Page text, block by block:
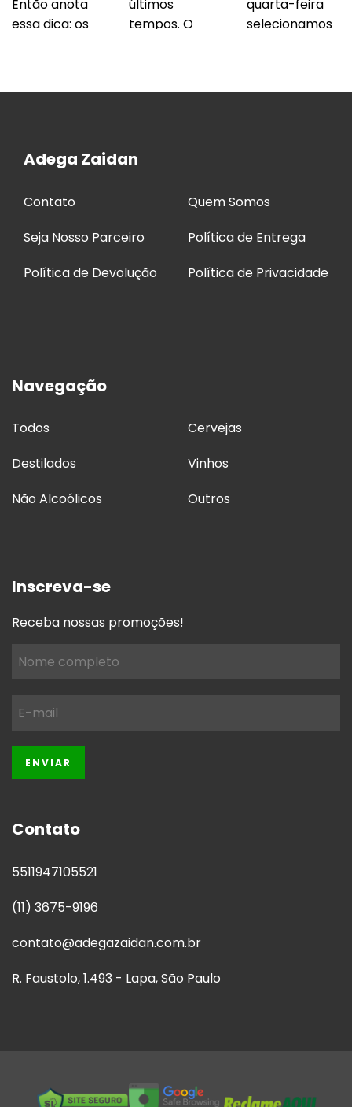
Adega Zaidan
Contato
Quem Somos
Seja Nosso Parceiro
Política de Entrega
Política de Devolução
Política de Privacidade
Navegação
Todos
Cervejas
Destilados
Vinhos
Não Alcoólicos
Outros
Inscreva-se
Receba nossas promoções!
Contato
5511947105521
(11) 3675-9196
contato@adegazaidan.com.br
R. Faustolo, 1.493 - Lapa, São Paulo